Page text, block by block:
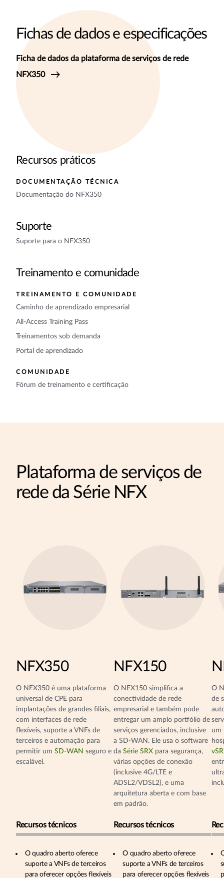
Recursos práticos
DOCUMENTAÇÃO TÉCNICA
Documentação do NFX350
Suporte
Suporte para o NFX350
Treinamento e comunidade
TREINAMENTO E COMUNIDADE
Caminho de aprendizado empresarial
All-Access Training Pass
Treinamentos sob demanda
Portal de aprendizado
COMUNIDADE
Fórum de treinamento e certificação
Fichas de dados e especificações
Ficha de dados da plataforma de serviços de rede
NFX350
Plataforma de serviços de
rede da Série NFX
NFX350
O NFX350 é uma plataforma
universal de CPE para
implantações de grandes filiais,
com interfaces de rede
flexíveis, suporte a VNFs de
terceiros e automação para
permitir um SD-WAN seguro e
escalável.
Recursos técnicos
O quadro aberto oferece
suporte a VNFs de terceiros
para oferecer opções flexíveis
NFX150
O NFX150 simplifica a
conectividade de rede
empresarial e também pode
entregar um amplo portfólio de
serviços gerenciados, inclusive
a SD-WAN. Ele usa o software
daSérie SRX para segurança,
várias opções de conexão
(inclusive 4G/LTE e
ADSL2/VDSL2), e uma
arquitetura aberta e com base
em padrão.
Recursos técnicos
O quadro aberto oferece
suporte a VNFs de terceiros
para oferecer opções flexíveis
O
de
um